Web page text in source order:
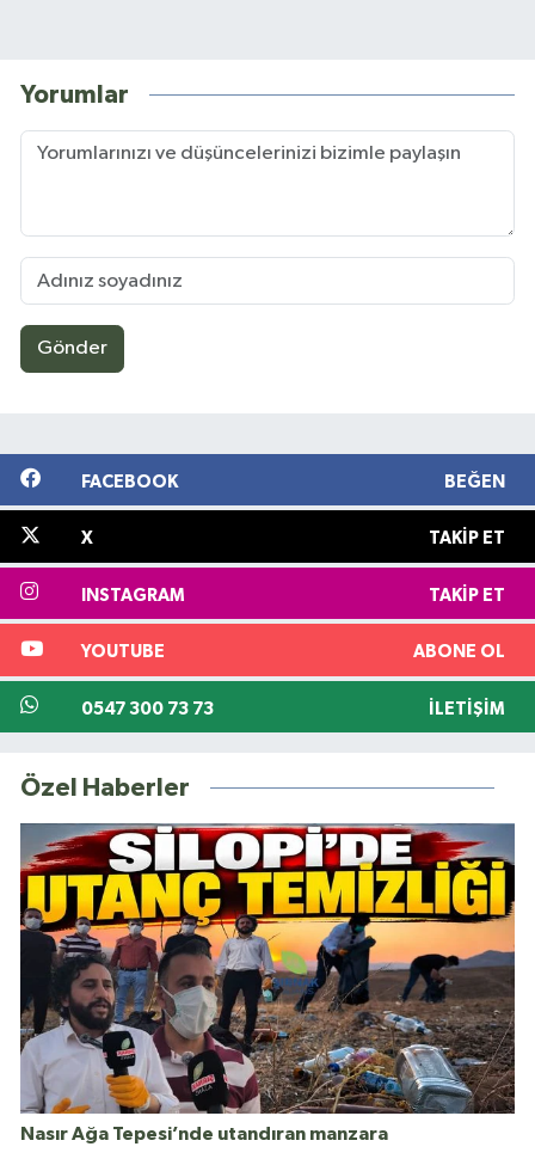
Yorumlar
Gönder
FACEBOOK BEĞEN
X TAKIP ET
INSTAGRAM TAKIP ET
YOUTUBE ABONE OL
0547 300 73 73 İLETIŞIM
Özel Haberler
Nasır Ağa Tepesi’nde utandıran manzara